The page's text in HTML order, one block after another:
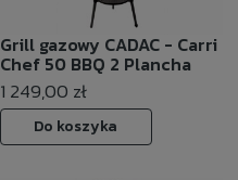
Grill gazowy CADAC - Carri
Chef 50 BBQ 2 Plancha
1 249,00 zł
Do koszyka